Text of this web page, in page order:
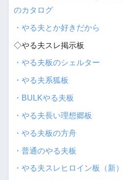
のカタログ
・やる夫とか好きだから
◇やる夫スレ掲示板
・やる夫板のシェルター
・やる夫系狐板
・BULKやる夫板
・やる夫長い理想郷板
・やる夫板の方舟
・普通のやる夫板
・やる夫スレヒロイン板（新）